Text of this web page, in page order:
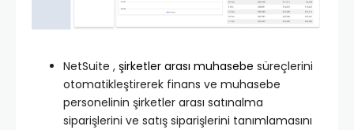
NetSuite , şirketler arası muhasebe süreçlerini
otomatikleştirerek finans ve muhasebe
personelinin şirketler arası satınalma
siparişlerini ve satış siparişlerini tanımlamasını